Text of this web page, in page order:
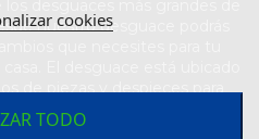
cookies
TODO
nuestro desguace podrás
de piezas y despieces para
Compra el recambio que
en nuestro desguace. Los